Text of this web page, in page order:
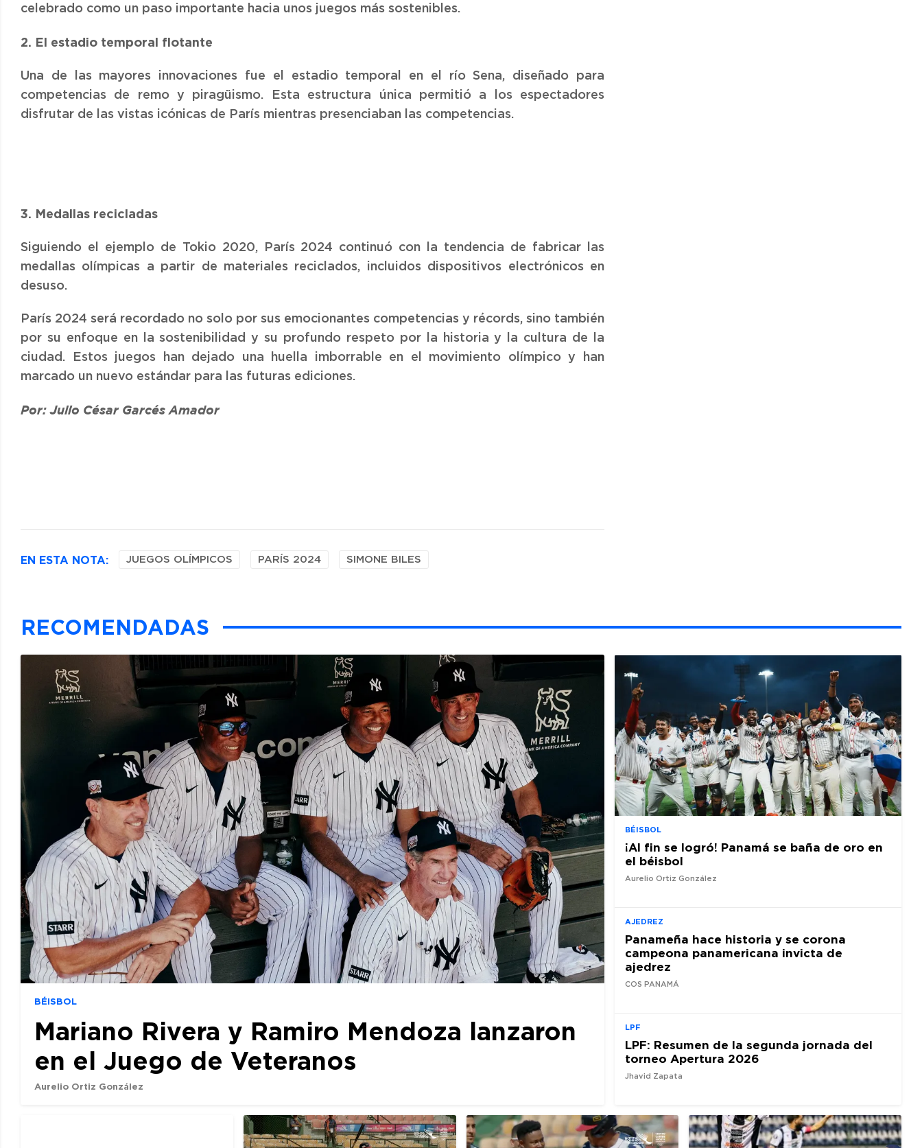
celebrado como un paso importante hacia unos juegos más sostenibles.
2. El estadio temporal flotante
Una de las mayores innovaciones fue el estadio temporal en el río Sena, diseñado para
competencias de remo y piragüismo. Esta estructura única permitió a los espectadores
disfrutar de las vistas icónicas de París mientras presenciaban las competencias.
3. Medallas recicladas
Siguiendo el ejemplo de Tokio 2020, París 2024 continuó con la tendencia de fabricar las
medallas olímpicas a partir de materiales reciclados, incluidos dispositivos electrónicos en
desuso.
París 2024 será recordado no solo por sus emocionantes competencias y récords, sino también
por su enfoque en la sostenibilidad y su profundo respeto por la historia y la cultura de la
ciudad. Estos juegos han dejado una huella imborrable en el movimiento olímpico y han
marcado un nuevo estándar para las futuras ediciones.
Por: Julio César Garcés Amador
EN ESTA NOTA: JUEGOS OLÍMPICOS PARÍS 2024 SIMONE BILES
RECOMENDADAS
BÉISBOL
Mariano Rivera y Ramiro Mendoza lanzaron
en el Juego de Veteranos
Aurelio Ortiz González
BÉISBOL
¡Al fin se logró! Panamá se baña de oro en
el béisbol
Aurelio Ortiz González
AJEDREZ
Panameña hace historia y se corona
campeona panamericana invicta de
ajedrez
COS PANAMÁ
LPF
LPF: Resumen de la segunda jornada del
torneo Apertura 2026
Jhavid Zapata